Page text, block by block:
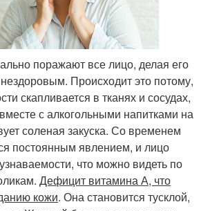
поражают все лицо, делая его
Происходит это потому,
скапливается в тканях и сосудах,
с алкогольными напитками на
соленая закуска. Со временем
постоянным явлением, и лицо
что можно видеть по
Дефицит витамина А, что
кожи. Она становится тусклой,